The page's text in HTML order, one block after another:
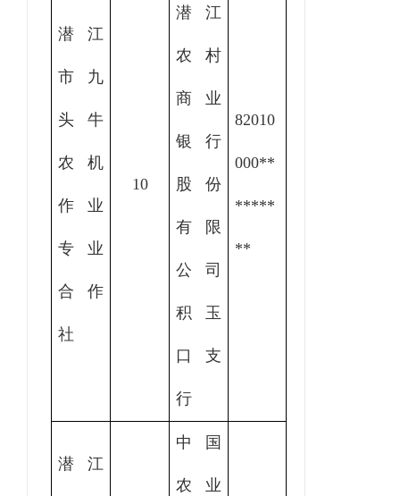
潜江
市九
头牛
农机
作业
专业
合作
社
10
潜江
农村
商业
银行
股份
有限
公司
积玉
口支
行
82010
000**
*****
**
潜江
中国
农业